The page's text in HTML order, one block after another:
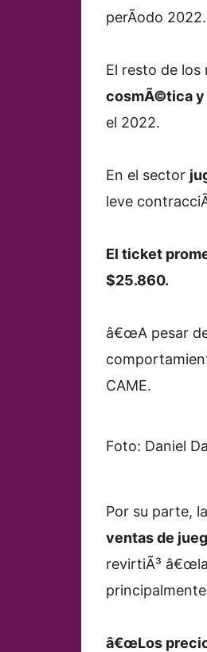
perÃ­odo 2022.
El resto de los
cosmÃ©tica y
el 2022.
En el sector
leve
El ticket
$25.860.
â€œA pesar
CAME.
Foto: Daniel
Por su parte, la
ventas de
revirtiÃ³ â€œla
â€œLos